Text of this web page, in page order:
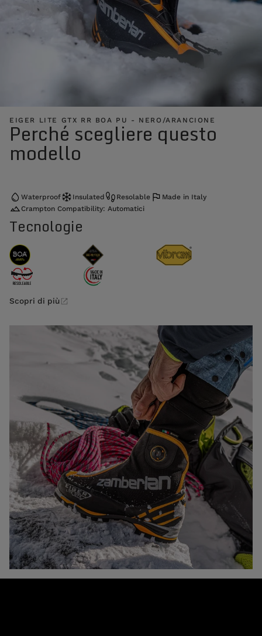
EIGER LITE GTX RR BOA PU - NERO/ARANCIONE
Perché scegliere questo
modello
Waterproof Insulated Resolable
Made in Italy
Crampton Compatibility: Automatici
Tecnologie
Scopri di più